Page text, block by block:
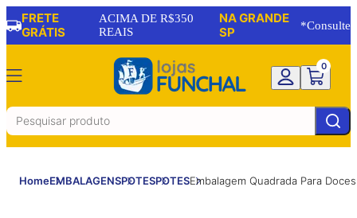
FRETE
GRÁTIS
ACIMA DE R$350
REAIS
NA GRANDE
SP
*Consulte
0
HomeEMBALAGENSPOTESPOTESEmbalagem Quadrada Para